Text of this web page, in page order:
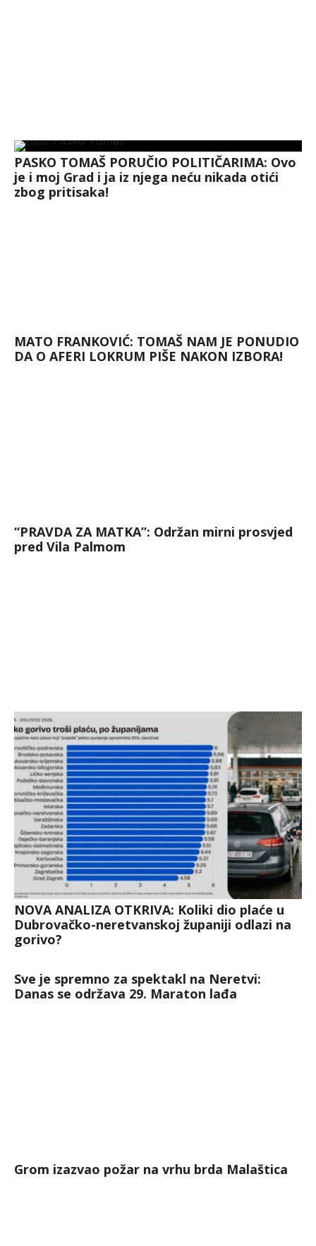
PASKO TOMAŠ PORUČIO POLITIČARIMA: Ovo
je i moj Grad i ja iz njega neću nikada otići
zbog pritisaka!
MATO FRANKOVIĆ: TOMAŠ NAM JE PONUDIO
DA O AFERI LOKRUM PIŠE NAKON IZBORA!
“PRAVDA ZA MATKA”: Održan mirni prosvjed
pred Vila Palmom
NOVA ANALIZA OTKRIVA: Koliki dio plaće u
Dubrovačko-neretvanskoj županiji odlazi na
gorivo?
Sve je spremno za spektakl na Neretvi:
Danas se održava 29. Maraton lađa
Grom izazvao požar na vrhu brda Malaštica